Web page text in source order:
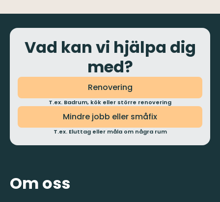
Vad kan vi hjälpa dig
med?
Renovering
T.ex. Badrum, kök eller större renovering
Mindre jobb eller småfix
T.ex. Eluttag eller måla om några rum
Om oss